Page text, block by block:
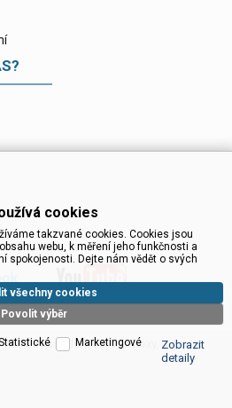
a komplety, set top boxy, dvb-t
cookies
takzvané cookies. Cookies jsou
webu, k měření jeho funkčnosti a
spokojenosti. Dejte nám vědět o svých
Povolit výběr
všechny cookies
Marketingové
Zobrazit
detaily